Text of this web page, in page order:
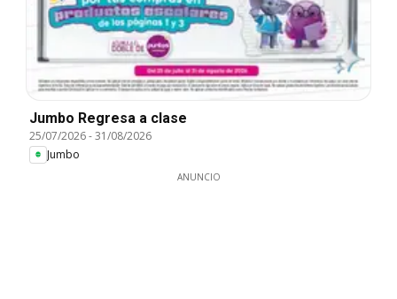
Jumbo Regresa a clase
25/07/2026-31/08/2026
Jumbo
ANUNCIO